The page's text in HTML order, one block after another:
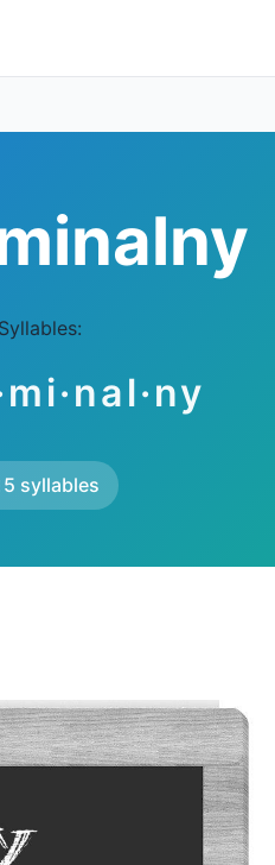
Syllables:
5 syllables